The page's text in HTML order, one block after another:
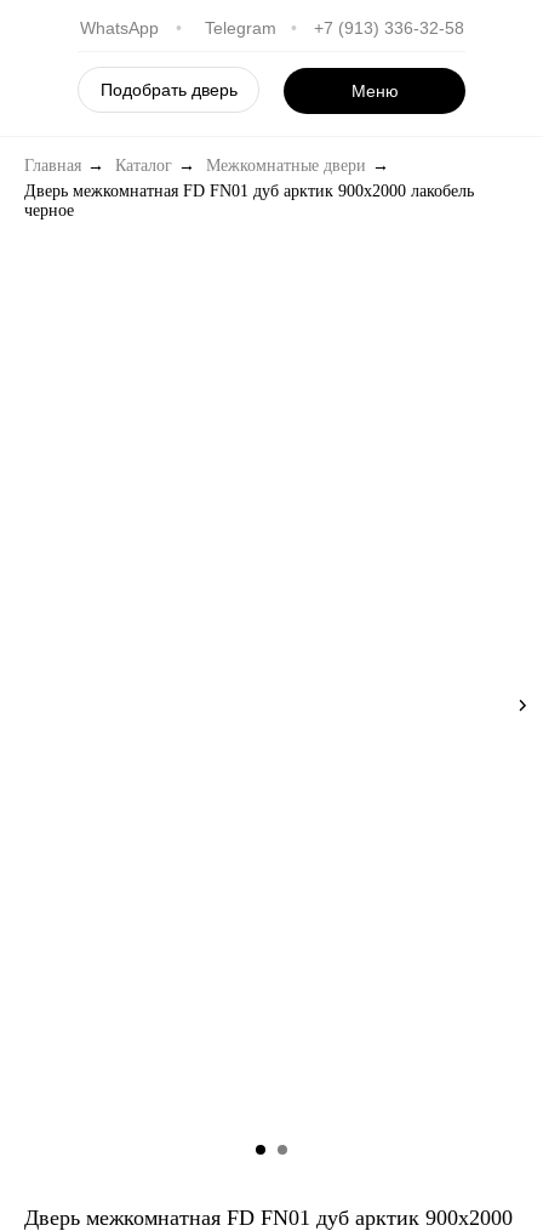
WhatsApp •
Telegram
• +7 (913) 336-32-58
Подобрать дверь Меню
Главная → Каталог → Межкомнатные двери →
Дверь межкомнатная FD FN01 дуб арктик 900х2000 лакобель
черное
Дверь межкомнатная FD FN01 дуб арктик 900х2000